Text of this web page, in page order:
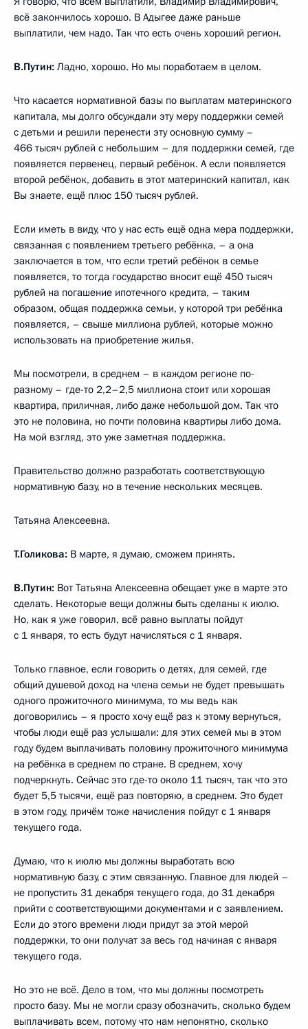
всё закончилось хорошо. В Адыгее даже раньше
выплатили, чем надо. Так что есть очень хороший регион.
В.Путин: Ладно, хорошо. Но мы поработаем в целом.
Что касается нормативной базы по выплатам материнского
капитала, мы долго обсуждали эту меру поддержки семей
с детьми и решили перенести эту основную сумму –
466 тысяч рублей с небольшим – для поддержки семей, где
появляется первенец, первый ребёнок. А если появляется
второй ребёнок, добавить в этот материнский капитал, как
Вы знаете, ещё плюс 150 тысяч рублей.
Если иметь в виду, что у нас есть ещё одна мера поддержки,
связанная с появлением третьего ребёнка, – а она
заключается в том, что если третий ребёнок в семье
появляется, то тогда государство вносит ещё 450 тысяч
рублей на погашение ипотечного кредита, – таким
образом, общая поддержка семьи, у которой три ребёнка
появляется, – свыше миллиона рублей, которые можно
использовать на приобретение жилья.
Мы посмотрели, в среднем – в каждом регионе по-
разному – где-то 2,2–2,5 миллиона стоит или хорошая
квартира, приличная, либо даже небольшой дом. Так что
это не половина, но почти половина квартиры либо дома.
На мой взгляд, это уже заметная поддержка.
Правительство должно разработать соответствующую
нормативную базу, но в течение нескольких месяцев.
Татьяна Алексеевна.
Т.Голикова: В марте, я думаю, сможем принять.
В.Путин: Вот Татьяна Алексеевна обещает уже в марте это
сделать. Некоторые вещи должны быть сделаны к июлю.
Но, как я уже говорил, всё равно выплаты пойдут
с 1 января, то есть будут начисляться с 1 января.
Только главное, если говорить о детях, для семей, где
общий душевой доход на члена семьи не будет превышать
одного прожиточного минимума, то мы ведь как
договорились – я просто хочу ещё раз к этому вернуться,
чтобы люди ещё раз услышали: для этих семей мы в этом
году будем выплачивать половину прожиточного минимума
на ребёнка в среднем по стране. В среднем, хочу
подчеркнуть. Сейчас это где-то около 11 тысяч, так что это
будет 5,5 тысячи, ещё раз повторяю, в среднем. Это будет
в этом году, причём тоже начисления пойдут с 1 января
текущего года.
Думаю, что к июлю мы должны выработать всю
нормативную базу, с этим связанную. Главное для людей –
не пропустить 31 декабря текущего года, до 31 декабря
прийти с соответствующими документами и с заявлением.
Если до этого времени люди придут за этой мерой
поддержки, то они получат за весь год начиная с января
текущего года.
Но это не всё. Дело в том, что мы должны посмотреть
просто базу. Мы не могли сразу обозначить, сколько будем
выплачивать всем, потому что нам непонятно, сколько